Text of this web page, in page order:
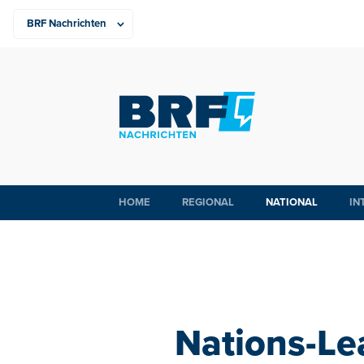
HOME REGIONAL NATIONAL
Nations-